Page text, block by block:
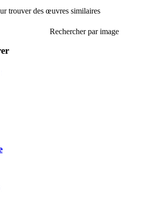
trouver des œuvres similaires
Rechercher par image